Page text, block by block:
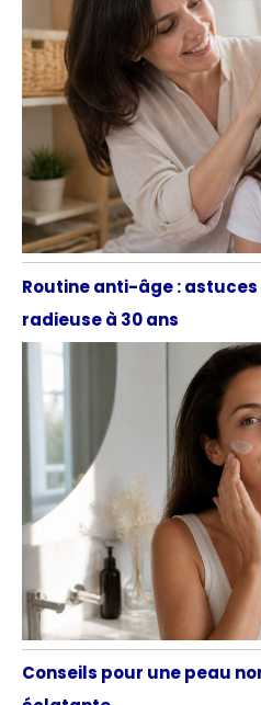
Routine anti-âge :
radieuse à 30 ans
Conseils pour une peau